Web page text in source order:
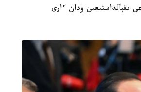
ىقپالداستىعىن ودان ءارى